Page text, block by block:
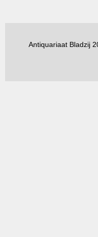
Antiquariaat Bladzij